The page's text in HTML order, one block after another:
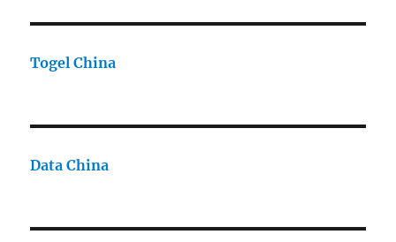
Togel China
Data China